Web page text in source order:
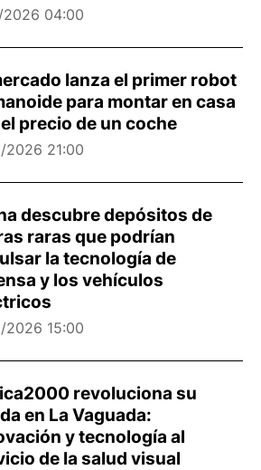
2026 04:00
lanza el primer robot
para montar en casa
precio de un coche
2026 21:00
descubre depósitos de
raras que podrían
la tecnología de
y los vehículos
2026 15:00
revoluciona su
en La Vaguada:
y tecnología al
de la salud visual